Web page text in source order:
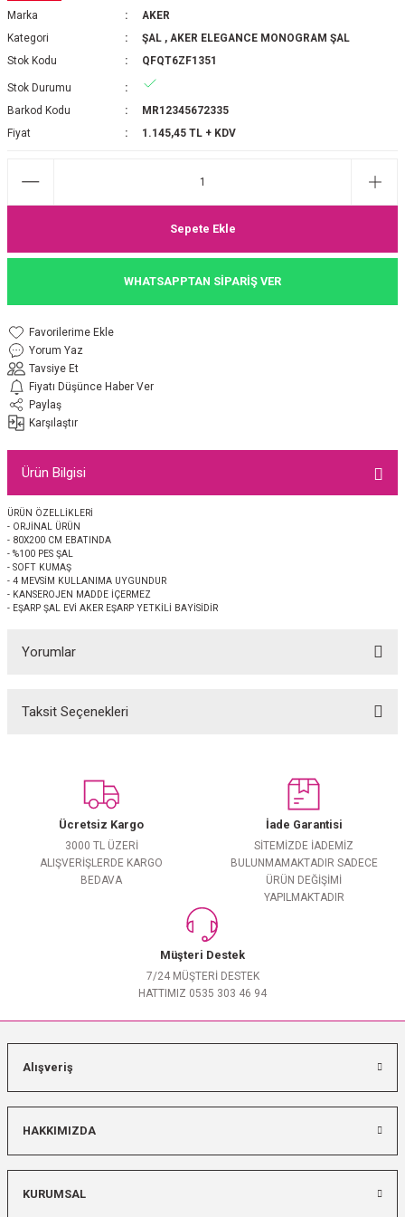
2025-2026 SONBAHAR KIŞ
JAKAR EŞARP
PAMUK EŞARP
İPEK EŞARP
EŞARP 2025-2026 SONBAHAR KIŞ
EŞARP
ŞAL
MEDİNE İPEĞİ ŞAL
ŞAL
JAKAR ŞAL
İpek Koton Şal
Marka
AKER
Kategori
ŞAL , AKER ELEGANCE MONOGRAM ŞAL
Stok Kodu
QFQT6ZF1351
Stok Durumu
Barkod Kodu
MR12345672335
Fiyat
1.145,45 TL + KDV
Sepete Ekle
WHATSAPPTAN SİPARİŞ VER
Yorum Yaz
Tavsiye Et
Fiyatı Düşünce Haber Ver
Paylaş
Karşılaştır
Ürün Bilgisi
ÜRÜN ÖZELLİKLERİ
- ORJİNAL ÜRÜN
- 80X200 CM EBATINDA
- %100 PES ŞAL
- SOFT KUMAŞ
- 4 MEVSİM KULLANIMA UYGUNDUR
- KANSEROJEN MADDE İÇERMEZ
- EŞARP ŞAL EVİ AKER EŞARP YETKİLİ BAYİSİDİR
Yorumlar
Taksit Seçenekleri
Ücretsiz Kargo
3000 TL ÜZERİ
ALIŞVERİŞLERDE KARGO
BEDAVA
İade Garantisi
SİTEMİZDE İADEMİZ
BULUNMAMAKTADIR SADECE
ÜRÜN DEĞİŞİMİ
YAPILMAKTADIR
Müşteri Destek
7/24 MÜŞTERİ DESTEK
HATTIMIZ 0535 303 46 94
Alışveriş
HAKKIMIZDA
KURUMSAL